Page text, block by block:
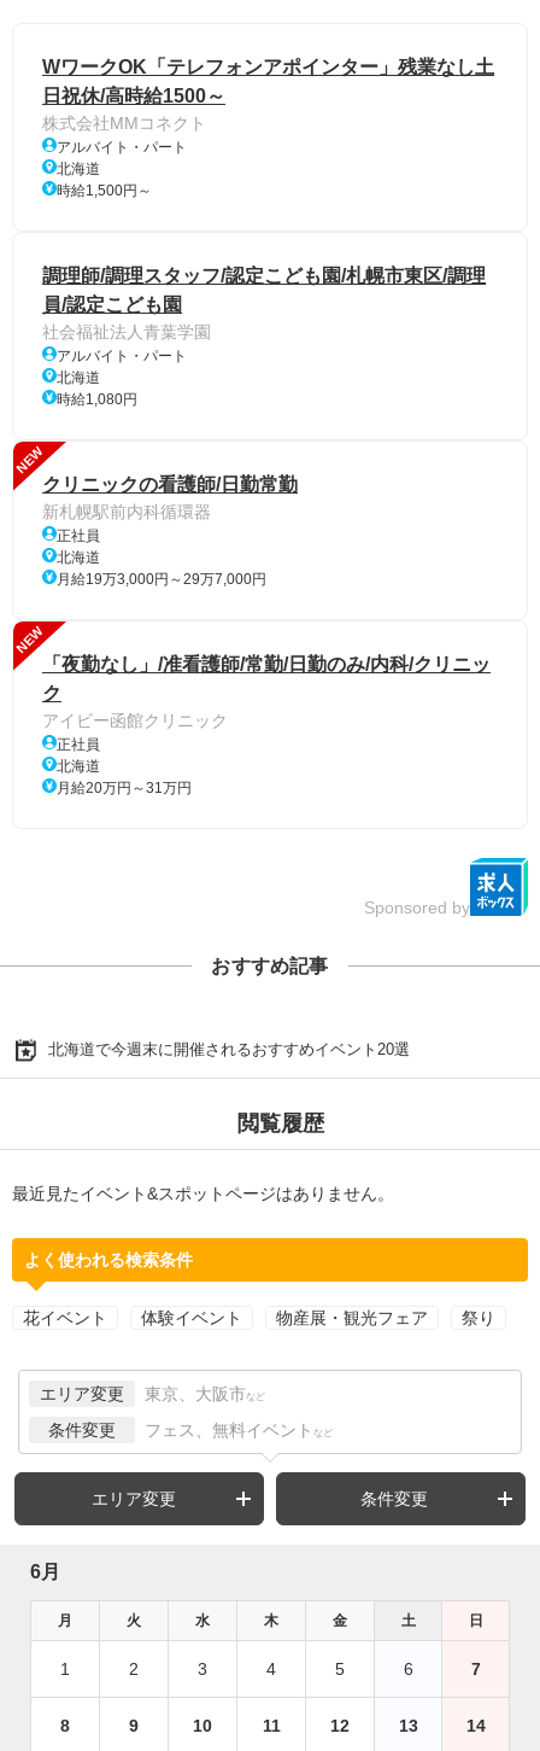
WワークOK「テレフォンアポインター」残業なし土
日祝休/高時給1500～
株式会社MMコネクト
アルバイト・パート
北海道
時給1,500円～
調理師/調理スタッフ/認定こども園/札幌市東区/調理
員/認定こども園
社会福祉法人青葉学園
アルバイト・パート
北海道
時給1,080円
NEW
クリニックの看護師/日勤常勤
新札幌駅前内科循環器
正社員
北海道
月給19万3,000円～29万7,000円
NEW
「夜勤なし」/准看護師/常勤/日勤のみ/内科/クリニッ
ク
アイビー函館クリニック
正社員
北海道
月給20万円～31万円
Sponsored by
おすすめ記事
北海道で今週末に開催されるおすすめイベント20選
閲覧履歴
最近見たイベント&スポットページはありません。
よく使われる検索条件
花イベント 体験イベント 物産展・観光フェア 祭り
エリア変更 東京、大阪市 など
条件変更 フェス、無料イベント など
エリア変更 条件変更
6月
月 火 水 木 金 土 日
1 2 3 4 5 6 7
8 9 10 11 12 13 14